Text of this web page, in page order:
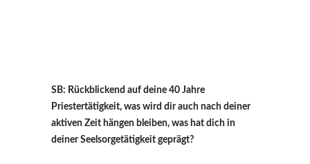
SB: Rückblickend auf deine 40 Jahre
Priestertätigkeit, was wird dir auch nach deiner
aktiven Zeit hängen bleiben, was hat dich in
deiner Seelsorgetätigkeit geprägt?